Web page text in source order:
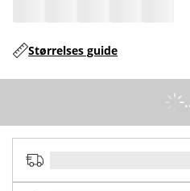
Størrelses guide